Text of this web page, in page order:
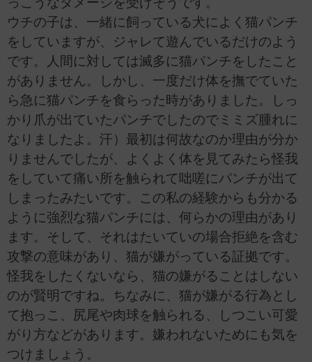
ウチの子は、一緒に飼っている犬によく猫パンチ
をしていますが、ジャレて遊んでいるだけのよう
です。人間に対しては滅多に猫パンチをしたこと
がありません。しかし、一度だけ体を撫でていた
ら急に猫パンチを食らった時がありました。しっ
かり爪が出ていたパンチでしたのでミミズ腫れに
なりましたよ。汗）最初は何故なのか理由が分か
りませんでしたが、よくよく体を見てみたら怪我
をしていて痛い所を触られて咄嗟にパンチが出て
しまったみたいです。この私の経験からも分かる
ように強烈な猫パンチには、何らかの理由があり
ます。そして、それはたいていの場合拒絶を含む
攻撃の意味があり、猫が嫌がっている証拠です。
怪我をしたくないなら、猫の嫌がることはしない
のが賢明ですね。ちなみに、猫が嫌がる行為とし
て抱っこ、尻尾や肉球を触られる、しつこい可愛
がり方などがあります。嫌われないためにも気を
つけましょう。